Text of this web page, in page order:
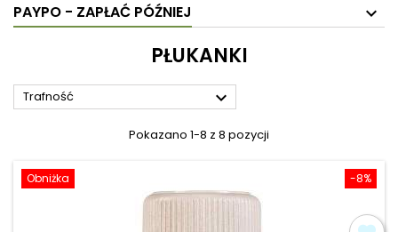
PAYPO - ZAPŁAĆ PÓŹNIEJ
PŁUKANKI
Trafność 
Pokazano 1-8 z 8 pozycji
-8%
Obniżka